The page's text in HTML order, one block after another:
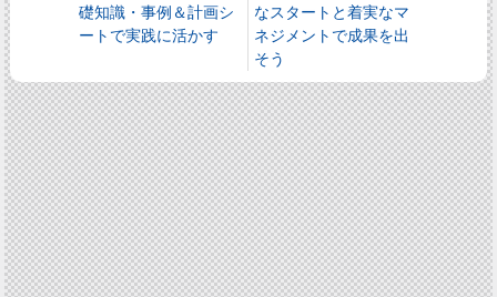
礎知識・事例＆計画シ
ートで実践に活かす
なスタートと着実なマ
ネジメントで成果を出
そう